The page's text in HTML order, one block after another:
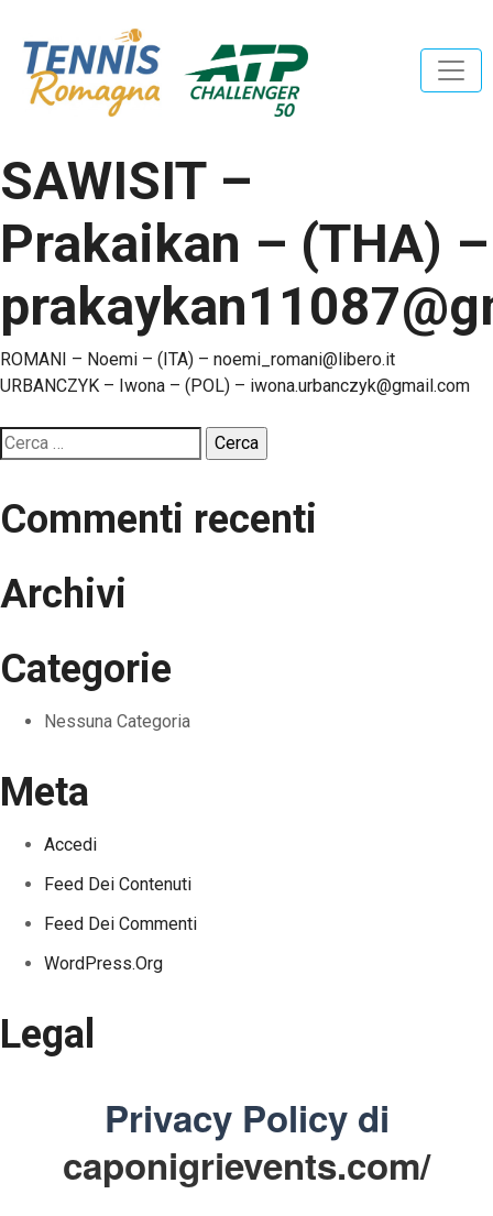
SAWISIT –
Prakaikan – (THA) –
Navigazione
articoli
ROMANI – Noemi – (ITA) – noemi_romani@libero.it
URBANCZYK – Iwona – (POL) – iwona.urbanczyk@gmail.com
Ricerca
per:
Commenti recenti
Archivi
Categorie
Nessuna Categoria
Meta
Accedi
Feed Dei Contenuti
Feed Dei Commenti
WordPress.org
Legal
Privacy Policy di
caponigrievents.com/